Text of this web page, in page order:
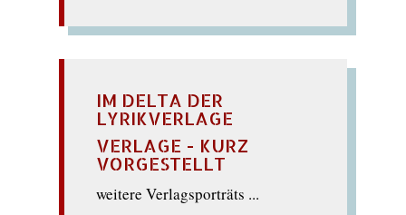
IM DELTA DER
LYRIKVERLAGE
VERLAGE - KURZ
VORGESTELLT
weitere Verlagsporträts ...